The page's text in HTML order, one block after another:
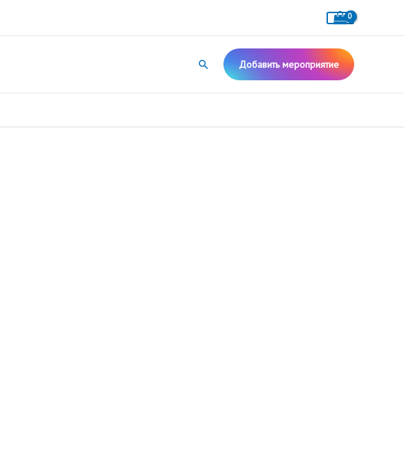
Поиск Добавить мероприятие